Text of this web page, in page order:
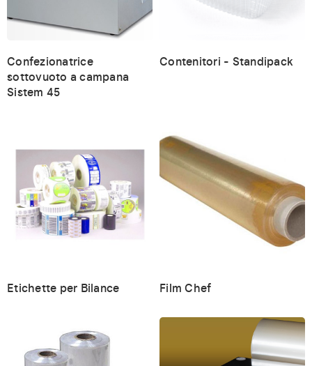
Confezionatrice
sottovuoto a campana
Sistem 45
Contenitori - Standipack
Etichette per Bilance Film Chef